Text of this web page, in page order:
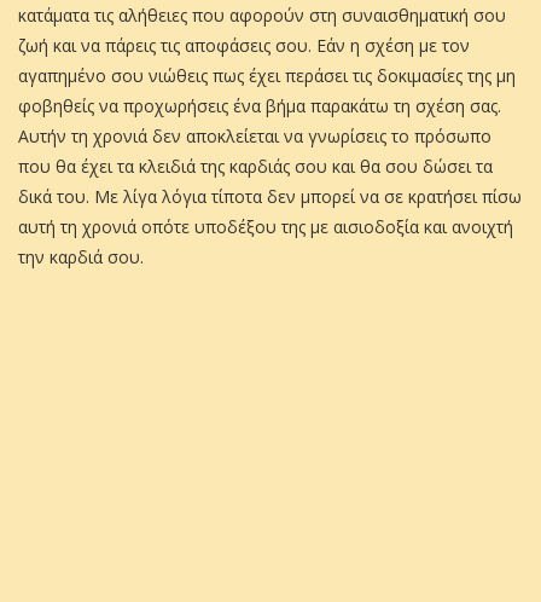
κατάματα τις αλήθειες που αφορούν στη συναισθηματική σου
ζωή και να πάρεις τις αποφάσεις σου. Εάν η σχέση με τον
αγαπημένο σου νιώθεις πως έχει περάσει τις δοκιμασίες της μη
φοβηθείς να προχωρήσεις ένα βήμα παρακάτω τη σχέση σας.
Αυτήν τη χρονιά δεν αποκλείεται να γνωρίσεις το πρόσωπο
που θα έχει τα κλειδιά της καρδιάς σου και θα σου δώσει τα
δικά του. Με λίγα λόγια τίποτα δεν μπορεί να σε κρατήσει πίσω
αυτή τη χρονιά οπότε υποδέξου της με αισιοδοξία και ανοιχτή
την καρδιά σου.